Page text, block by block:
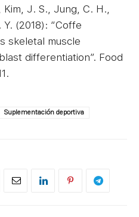
J. S., Jung, C. H.,
(2018): “Coffe
skeletal muscle
differentiation”. Food
Suplementación deportiva